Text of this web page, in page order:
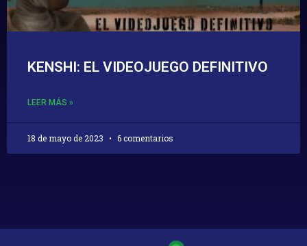
KENSHI: EL VIDEOJUEGO DEFINITIVO
LEER MÁS »
18 de mayo de 2023 6 comentarios